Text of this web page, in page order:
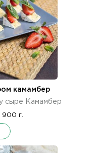
камамбер
сыре Камамбер
900 г.